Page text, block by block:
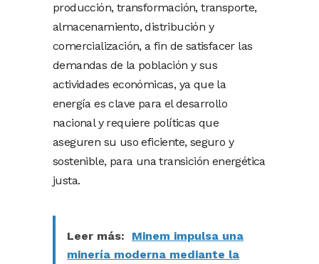
producción, transformación, transporte,
almacenamiento, distribución y
comercialización, a fin de satisfacer las
demandas de la población y sus
actividades económicas, ya que la
energía es clave para el desarrollo
nacional y requiere políticas que
aseguren su uso eficiente, seguro y
sostenible, para una transición energética
justa.
Leer más:
Minem impulsa una
minería moderna mediante la